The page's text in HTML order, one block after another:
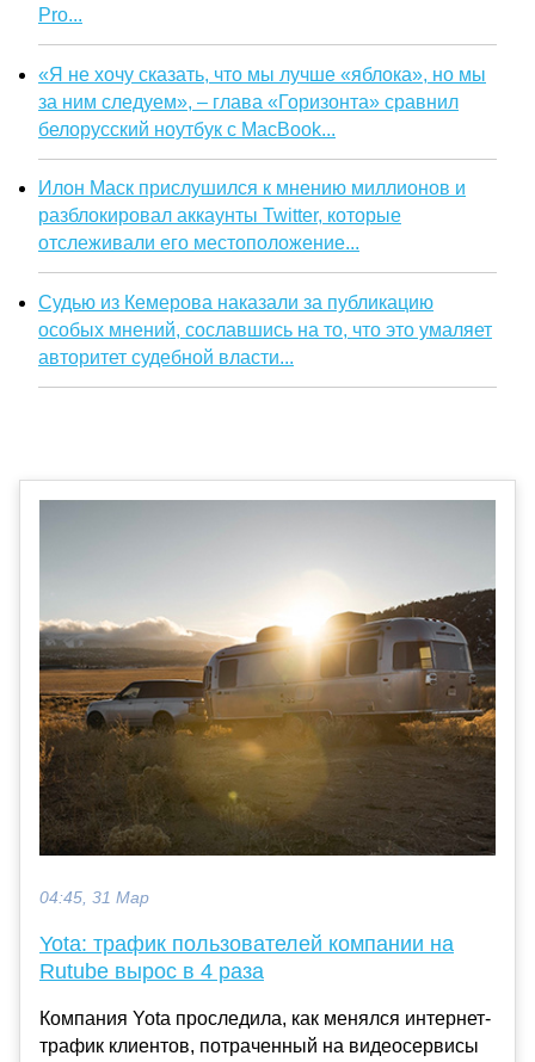
Pro...
«Я не хочу сказать, что мы лучше «яблока», но мы
за ним следуем», – глава «Горизонта» сравнил
белорусский ноутбук с MacBook...
Илон Маск прислушился к мнению миллионов и
разблокировал аккаунты Twitter, которые
отслеживали его местоположение...
Судью из Кемерова наказали за публикацию
особых мнений, сославшись на то, что это умаляет
авторитет судебной власти...
04:45, 31 Мар
Yota: трафик пользователей компании на
Rutube вырос в 4 раза
Компания Yota проследила, как менялся интернет-
трафик клиентов, потраченный на видеосервисы